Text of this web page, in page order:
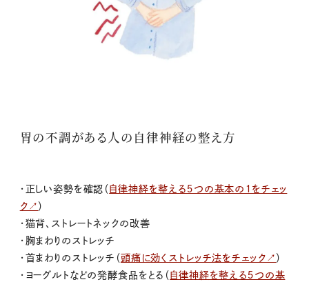
胃の不調がある人の自律神経の整え方
・正しい姿勢を確認（ 自律神経を整える５つの基本の１をチェッ
ク↗ ）
・猫背、ストレートネックの改善
・胸まわりのストレッチ
・首まわりのストレッチ（頭痛に効くストレッチ法をチェック↗ ）
・ヨーグルトなどの発酵食品をとる（ 自律神経を整える５つの基